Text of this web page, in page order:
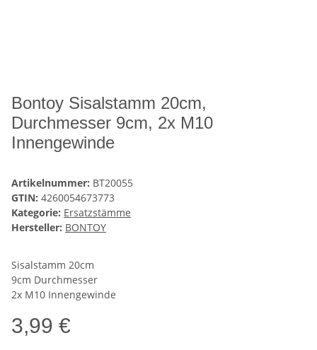
Bontoy Sisalstamm 20cm,
Durchmesser 9cm, 2x M10
Innengewinde
Artikelnummer: BT20055
GTIN: 4260054673773
Kategorie: Ersatzstämme
Hersteller: BONTOY
Sisalstamm 20cm
9cm Durchmesser
2x M10 Innengewinde
3,99 €